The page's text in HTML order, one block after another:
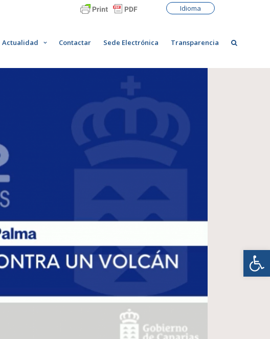
Idioma
Actualidad Contactar Sede Electrónica Transparencia